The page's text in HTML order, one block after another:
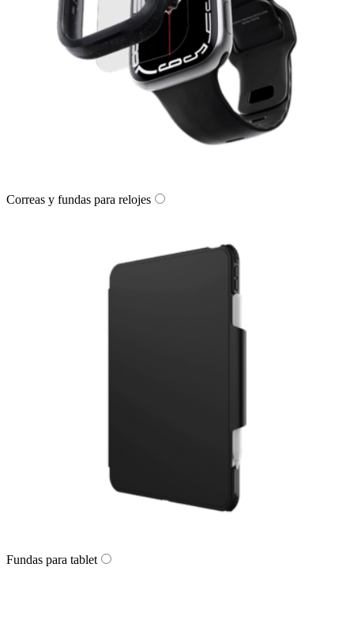
Correas y fundas para relojes
Fundas para tablet